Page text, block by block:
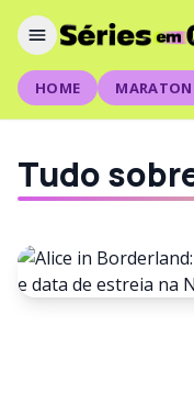
HOME
Tudo